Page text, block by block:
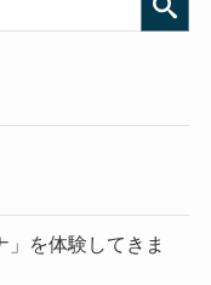
」を体験してきま